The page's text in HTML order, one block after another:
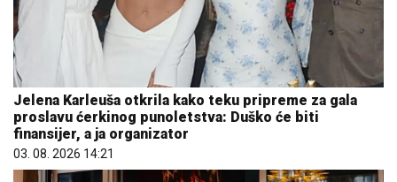
Jelena Karleuša otkrila kako teku pripreme za gala
proslavu ćerkinog punoletstva: Duško će biti
finansijer, a ja organizator
03. 08. 2026 14:21